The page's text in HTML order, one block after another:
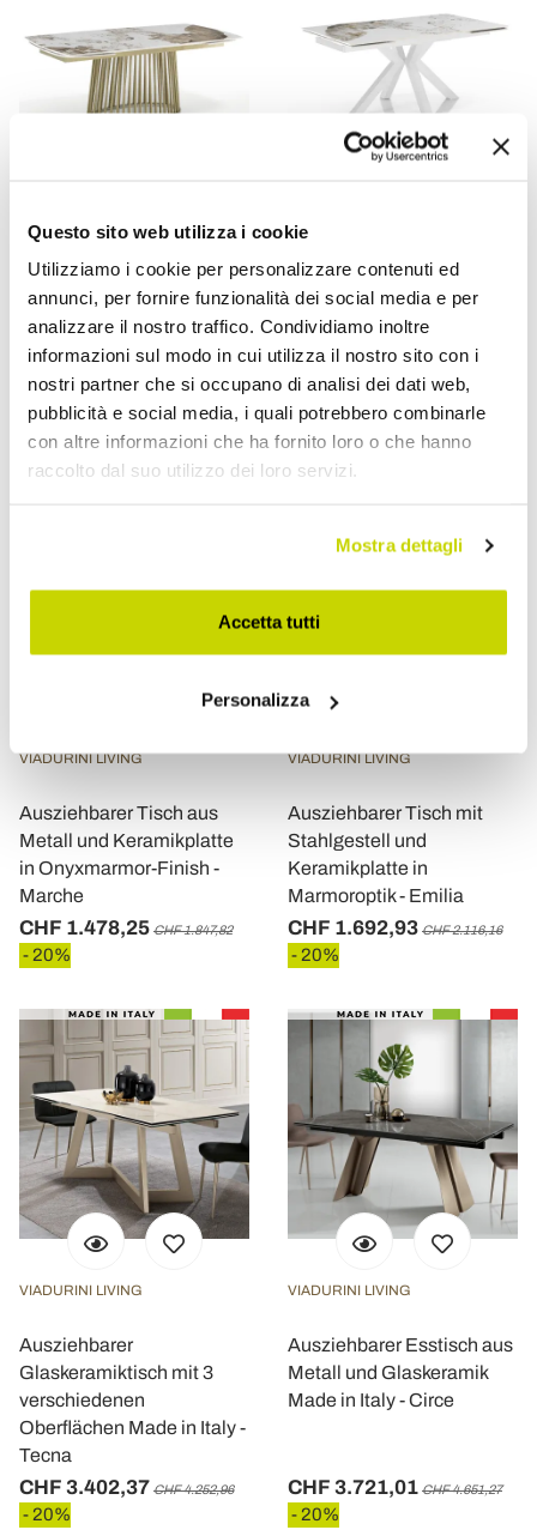
Questo sito web utilizza i cookie
Utilizziamo i cookie per personalizzare contenuti ed
annunci, per fornire funzionalità dei social media e per
analizzare il nostro traffico. Condividiamo inoltre
informazioni sul modo in cui utilizza il nostro sito con i
nostri partner che si occupano di analisi dei dati web,
pubblicità e social media, i quali potrebbero combinarle
con altre informazioni che ha fornito loro o che hanno
raccolto dal suo utilizzo dei loro servizi.
Mostra dettagli
Accetta tutti
Personalizza
VIADURINI LIVING
Ausziehbarer Tisch bis 260
cm in Keramik-, Marmor-
und Metallausführung -
Veneto
CHF 1.605,47
- 20%
VIADURINI LIVING
Ausziehbarer Tisch bis 240
cm aus Keramik mit
poliertem Onyxmarmor-
Finish - Piedmont
CHF 1.396,30 CHF 1.745,37
- 20%
VIADURINI LIVING
Ausziehbarer Tisch aus
Metall und Keramikplatte
in Onyxmarmor-Finish -
Marche
CHF 1.478,25 CHF 1.847,82
- 20%
VIADURINI LIVING
Ausziehbarer Tisch mit
Stahlgestell und
Keramikplatte in
Marmoroptik - Emilia
CHF 1.692,93 CHF 2.116,16
- 20%
VIADURINI LIVING
Ausziehbarer
Glaskeramiktisch mit 3
verschiedenen
Oberflächen Made in Italy -
Tecna
CHF 3.402,37 CHF 4.252,96
- 20%
VIADURINI LIVING
Ausziehbarer Esstisch aus
Metall und Glaskeramik
Made in Italy - Circe
CHF 3.721,01 CHF 4.651,27
- 20%